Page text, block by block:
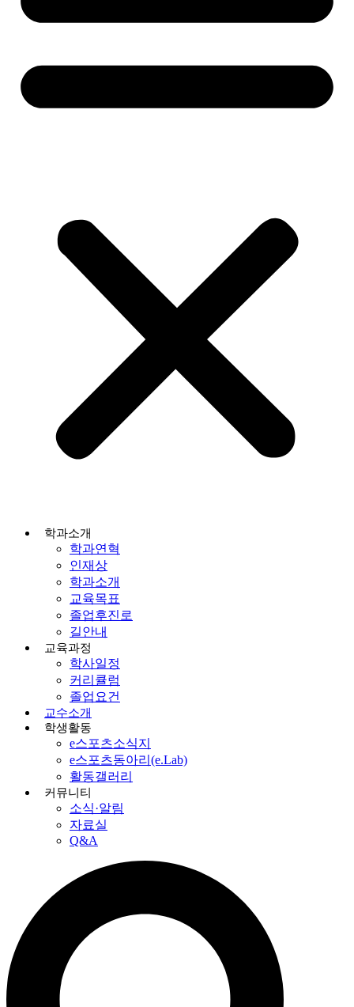
학과소개
학과연혁
인재상
학과소개
교육목표
졸업후진로
길안내
교육과정
학사일정
커리큘럼
졸업요건
교수소개
학생활동
e스포츠소식지
e스포츠동아리(e.Lab)
활동갤러리
커뮤니티
소식·알림
자료실
Q&A